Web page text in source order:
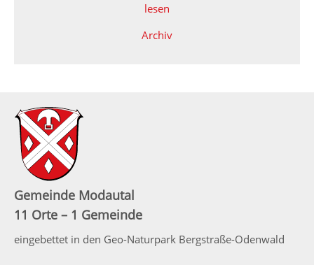
lesen
Archiv
Gemeinde Modautal
11 Orte – 1 Gemeinde
eingebettet in den Geo-Naturpark Bergstraße-Odenwald